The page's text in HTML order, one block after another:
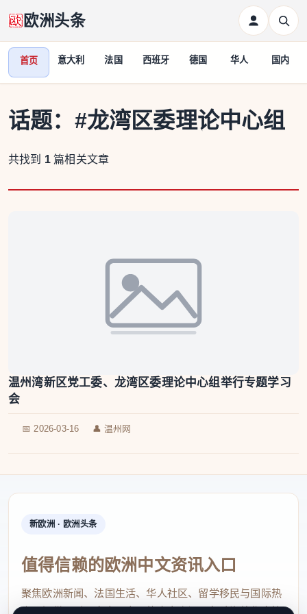
欧洲头条
首页 意大利 法国 西班牙 德国 华人 国内
话题： #龙湾区委理论中心组
共找到 1 篇相关文章
温州湾新区党工委、龙湾区委理论中心组举行专题学习
会
📅 2026-03-16 👤 温州网
新欧洲 · 欧洲头条
值得信赖的欧洲中文资讯入口
聚焦欧洲新闻、法国生活、华人社区、留学移民与国际热
点，提供及时、真实、实用的中文资讯，帮助海外华人快